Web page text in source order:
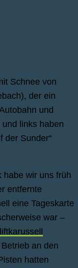
Schnee von
der ein
und
links haben
der Sunder“
habe wir uns früh
entfernte
eine Tageskarte
war –
an den
hatten